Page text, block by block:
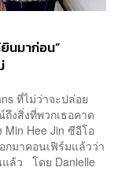
นมาก่อน”
ที่ไม่ว่าจะปล่อย
งสิ่งที่พวกเธอคาด
Min Hee Jin ซีอีโอ
กมาคอนเฟิร์มแล้วว่า
แล้ว โดย Danielle